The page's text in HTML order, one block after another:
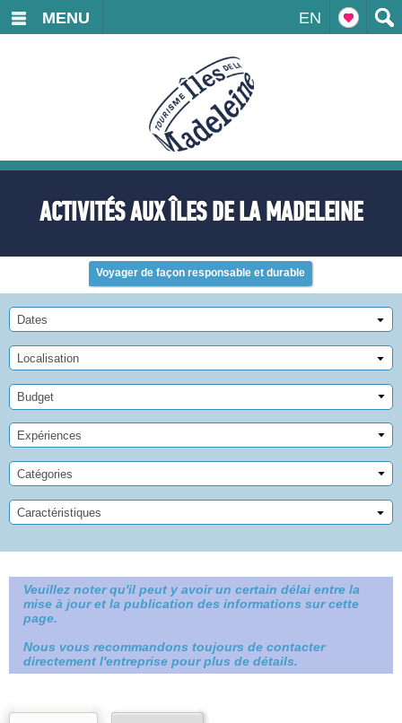
EN
MENU
ACTIVITÉS AUX ÎLES DE LA MADELEINE
Voyager de façon responsable et durable
Dates
Localisation
Budget
Expériences
Catégories
Caractéristiques
Veuillez noter qu'il peut y avoir un certain délai entre la
mise à jour et la publication des informations sur cette
page.
Nous vous recommandons toujours de contacter
directement l'entreprise pour plus de détails.